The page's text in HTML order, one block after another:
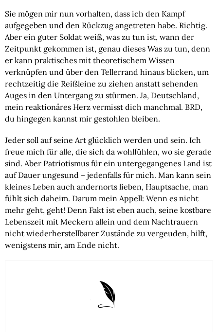
Sie mögen mir nun vorhalten, dass ich den Kampf
aufgegeben und den Rückzug angetreten habe. Richtig.
Aber ein guter Soldat weiß, was zu tun ist, wann der
Zeitpunkt gekommen ist, genau dieses Was zu tun, denn
er kann praktisches mit theoretischem Wissen
verknüpfen und über den Tellerrand hinaus blicken, um
rechtzeitig die Reißleine zu ziehen anstatt sehenden
Auges in den Untergang zu stürmen. Ja, Deutschland,
mein reaktionäres Herz vermisst dich manchmal. BRD,
du hingegen kannst mir gestohlen bleiben.
Jeder soll auf seine Art glücklich werden und sein. Ich
freue mich für alle, die sich da wohlfühlen, wo sie gerade
sind. Aber Patriotismus für ein untergegangenes Land ist
auf Dauer ungesund – jedenfalls für mich. Man kann sein
kleines Leben auch andernorts lieben, Hauptsache, man
fühlt sich daheim. Darum mein Appell: Wenn es nicht
mehr geht, geht! Denn Fakt ist eben auch, seine kostbare
Lebenszeit mit Meckern allein und dem Nachtrauern
nicht wiederherstellbarer Zustände zu vergeuden, hilft,
wenigstens mir, am Ende nicht.